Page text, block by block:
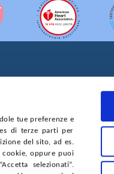
tue preferenze e
di terze parti per
del sito, ad es.
cookie, oppure puoi
selezionati”.
MAPPA DEL SITO